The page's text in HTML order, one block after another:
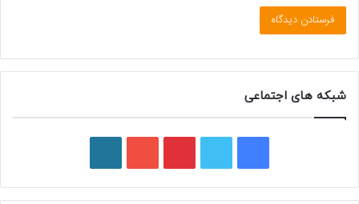
شبکه های اجتماعی
ی
و
ی
و
ر